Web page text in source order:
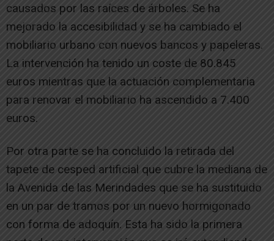
causados por las raíces de árboles. Se ha
mejorado la accesibilidad y se ha cambiado el
mobiliario urbano con nuevos bancos y papeleras.
La intervención ha tenido un coste de 80.845
euros mientras que la actuación complementaria
para renovar el mobiliario ha ascendido a 7.400
euros.
Por otra parte se ha concluido la retirada del
tapete de cesped artificial que cubre la mediana de
la Avenida de las Merindades que se ha sustituido
en un par de tramos por un nuevo hormigonado
con forma de adoquín. Esta ha sido la primera